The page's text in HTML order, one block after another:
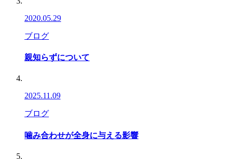
2020.05.29
ブログ
親知らずについて
2025.11.09
ブログ
噛み合わせが全身に与える影響